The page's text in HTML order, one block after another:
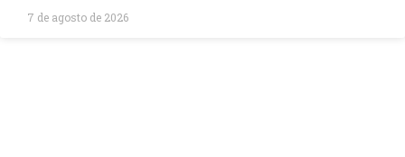
7 de agosto de 2026